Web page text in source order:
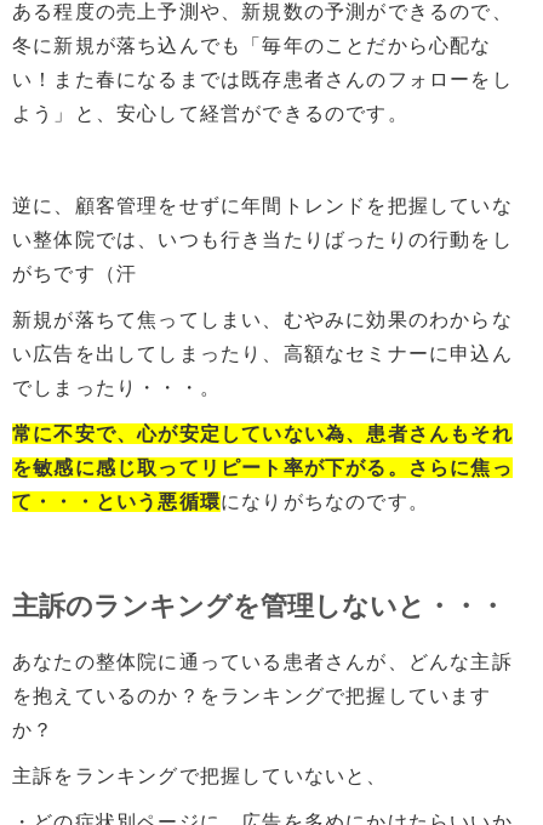
ある程度の売上予測や、新規数の予測ができるので、
冬に新規が落ち込んでも「毎年のことだから心配な
い！また春になるまでは既存患者さんのフォローをし
よう」と、安心して経営ができるのです。
逆に、顧客管理をせずに年間トレンドを把握していな
い整体院では、いつも行き当たりばったりの行動をし
がちです（汗
新規が落ちて焦ってしまい、むやみに効果のわからな
い広告を出してしまったり、高額なセミナーに申込ん
でしまったり・・・。
常に不安で、心が安定していない為、患者さんもそれ
を敏感に感じ取ってリピート率が下がる。さらに焦っ
て・・・という悪循環になりがちなのです。
主訴のランキングを管理しないと・・・
あなたの整体院に通っている患者さんが、どんな主訴
を抱えているのか？をランキングで把握しています
か？
主訴をランキングで把握していないと、